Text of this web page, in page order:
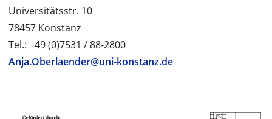
Universitätsstr. 10
78457 Konstanz
Tel.: +49 (0)7531 / 88-2800
Anja.Oberlaender@uni-konstanz.de